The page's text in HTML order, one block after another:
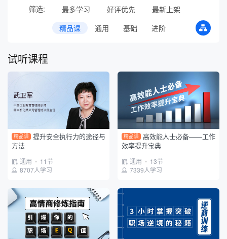
企业管理
市场营销
建筑业财税
新员工培训
专项培训
职业/执业资格
试验员
测量员
政府平台
项目班组
职场必备
行政办公
非人非财
读书汇
筛选: 最多学习 好评优先
最新上架
精品课
通用 基础 进阶
试听课程
精品课 提升安全执行力的途径与
方法
通用 • 11节
8707人学习
精品课 高效能人士必备——工作
效率提升宝典
通用 • 13节
7339人学习